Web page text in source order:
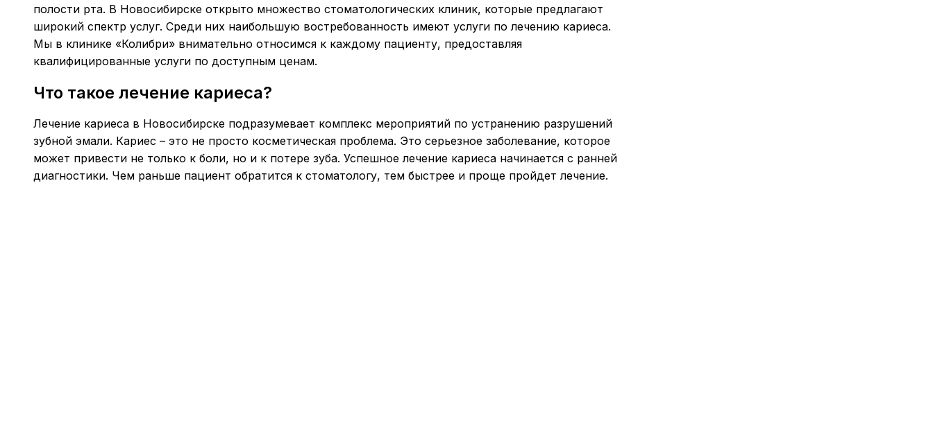
полости рта. В Новосибирске открыто множество стоматологических клиник, которые предлагают
широкий спектр услуг. Среди них наибольшую востребованность имеют услуги по лечению кариеса.
Мы в клинике «Колибри» внимательно относимся к каждому пациенту, предоставляя
квалифицированные услуги по доступным ценам.
Что такое лечение кариеса?
Лечение кариеса в Новосибирске подразумевает комплекс мероприятий по устранению разрушений
зубной эмали. Кариес – это не просто косметическая проблема. Это серьезное заболевание, которое
может привести не только к боли, но и к потере зуба. Успешное лечение кариеса начинается с ранней
диагностики. Чем раньше пациент обратится к стоматологу, тем быстрее и проще пройдет лечение.